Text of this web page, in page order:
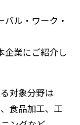
ル・ワーク・
企業にご紹介し
対象分野は
食品加工、工